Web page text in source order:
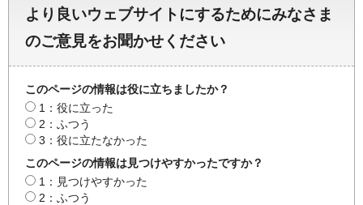
より良いウェブサイトにするためにみなさま
のご意見をお聞かせください
このページの情報は役に立ちましたか？
1：役に立った
2：ふつう
3：役に立たなかった
このページの情報は見つけやすかったですか？
1：見つけやすかった
2：ふつう